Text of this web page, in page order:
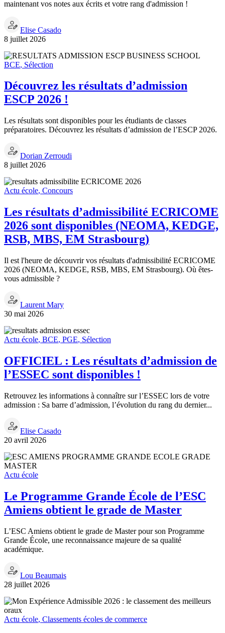
maintenant vos notes aux écrits et votre rang d'admission !
Elise Casado
8 juillet 2026
BCE, Sélection
Découvrez les résultats d’admission
ESCP 2026 !
Les résultats sont disponibles pour les étudiants de classes
préparatoires. Découvrez les résultats d’admission de l’ESCP 2026.
Dorian Zerroudi
8 juillet 2026
Actu école, Concours
Les résultats d’admissibilité ECRICOME
2026 sont disponibles (NEOMA, KEDGE,
RSB, MBS, EM Strasbourg)
Il est l'heure de découvrir vos résultats d'admissibilité ECRICOME
2026 (NEOMA, KEDGE, RSB, MBS, EM Strasbourg). Où êtes-
vous admissible ?
Laurent Mary
30 mai 2026
Actu école, BCE, PGE, Sélection
OFFICIEL : Les résultats d’admission de
l’ESSEC sont disponibles !
Retrouvez les informations à connaître sur l’ESSEC lors de votre
admission : Sa barre d’admission, l’évolution du rang du dernier...
Elise Casado
20 avril 2026
Actu école
Le Programme Grande École de l’ESC
Amiens obtient le grade de Master
L’ESC Amiens obtient le grade de Master pour son Programme
Grande École, une reconnaissance majeure de sa qualité
académique.
Lou Beaumais
28 juillet 2026
Actu école, Classements écoles de commerce